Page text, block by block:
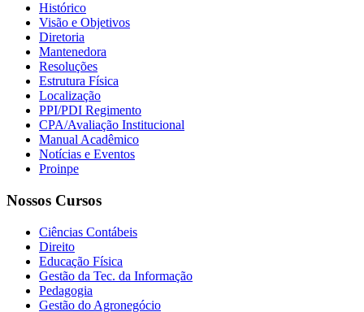
Histórico
Visão e Objetivos
Diretoria
Mantenedora
Resoluções
Estrutura Física
Localização
PPI/PDI Regimento
CPA/Avaliação Institucional
Manual Acadêmico
Notícias e Eventos
Proinpe
Nossos Cursos
Ciências Contábeis
Direito
Educação Física
Gestão da Tec. da Informação
Pedagogia
Gestão do Agronegócio